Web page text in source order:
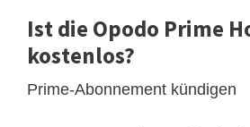
Ist die Opodo Prime
kostenlos?
Prime-Abonnement kündigen